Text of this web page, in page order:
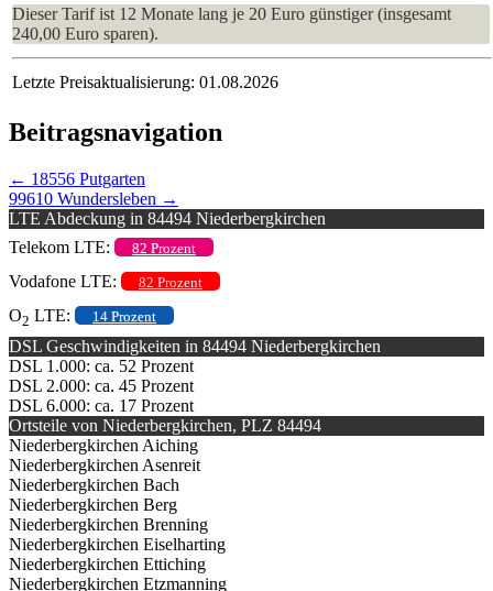
Dieser Tarif ist 12 Monate lang je 20 Euro günstiger (insgesamt
240,00 Euro sparen).
Letzte Preisaktualisierung: 01.08.2026
Beitragsnavigation
← 18556 Putgarten
99610 Wundersleben →
LTE Abdeckung in 84494 Niederbergkirchen
Telekom LTE:
82 Prozent
Vodafone LTE: 82 Prozent
O2 LTE: 14 Prozent
DSL Geschwindigkeiten in 84494 Niederbergkirchen
DSL 1.000: ca. 52 Prozent
DSL 2.000: ca. 45 Prozent
DSL 6.000: ca. 17 Prozent
Ortsteile von Niederbergkirchen, PLZ 84494
Niederbergkirchen Aiching
Niederbergkirchen Asenreit
Niederbergkirchen Bach
Niederbergkirchen Berg
Niederbergkirchen Brenning
Niederbergkirchen Eiselharting
Niederbergkirchen Ettiching
Niederbergkirchen Etzmanning